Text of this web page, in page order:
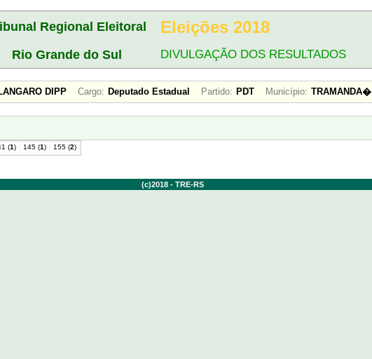
Regional Eleitoral Eleições 2018
Rio Grande do Sul DIVULGAÇÃO DOS RESULTADOS
DIPP Cargo: Deputado Estadual Partido: PDT Município: TRAMANDA�
(1) 145 (1) 155 (2)
(c)2018 - TRE-RS